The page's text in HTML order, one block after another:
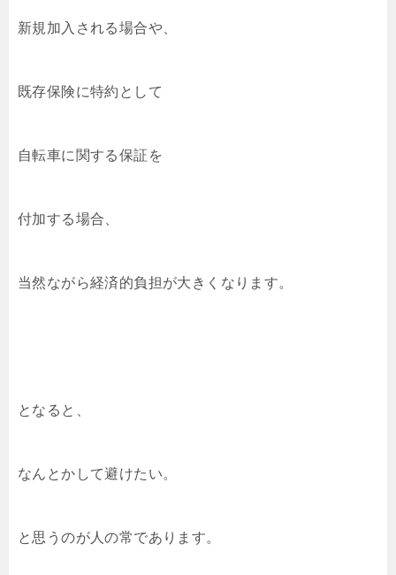
新規加入される場合や、
既存保険に特約として
自転車に関する保証を
付加する場合、
当然ながら経済的負担が大きくなります。
となると、
なんとかして避けたい。
と思うのが人の常であります。